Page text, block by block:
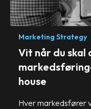
Marketing Strategy
Vit når du skal
house
Hver markedsfører